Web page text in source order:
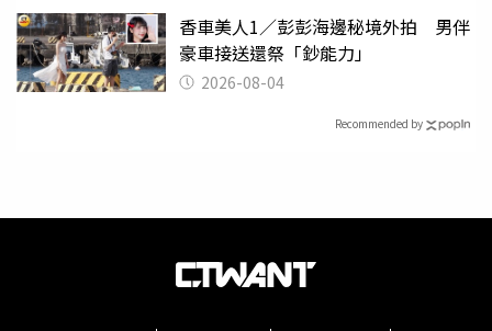
香車美人1／彭彭海邊秘境外拍 男伴
豪車接送還祭「鈔能力」
2026-08-04
Recommended by